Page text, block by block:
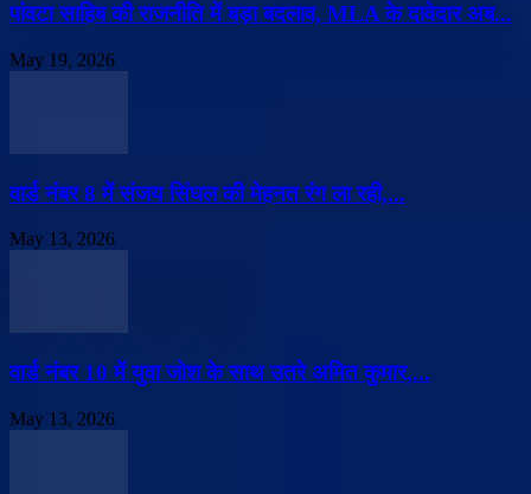
पांवटा साहिब की राजनीति में बड़ा बदलाव, MLA के दावेदार अब...
May 19, 2026
वार्ड नंबर 8 में संजय सिंघल की मेहनत रंग ला रही,...
May 13, 2026
वार्ड नंबर 10 में युवा जोश के साथ उतरे अमित कुमार,...
May 13, 2026